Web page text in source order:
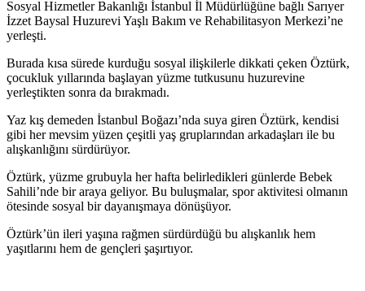
Sosyal Hizmetler Bakanlığı İstanbul İl Müdürlüğüne bağlı Sarıyer
İzzet Baysal Huzurevi Yaşlı Bakım ve Rehabilitasyon Merkezi’ne
yerleşti.
Burada kısa sürede kurduğu sosyal ilişkilerle dikkati çeken Öztürk,
çocukluk yıllarında başlayan yüzme tutkusunu huzurevine
yerleştikten sonra da bırakmadı.
Yaz kış demeden İstanbul Boğazı’nda suya giren Öztürk, kendisi
gibi her mevsim yüzen çeşitli yaş gruplarından arkadaşları ile bu
alışkanlığını sürdürüyor.
Öztürk, yüzme grubuyla her hafta belirledikleri günlerde Bebek
Sahili’nde bir araya geliyor. Bu buluşmalar, spor aktivitesi olmanın
ötesinde sosyal bir dayanışmaya dönüşüyor.
Öztürk’ün ileri yaşına rağmen sürdürdüğü bu alışkanlık hem
yaşıtlarını hem de gençleri şaşırtıyor.